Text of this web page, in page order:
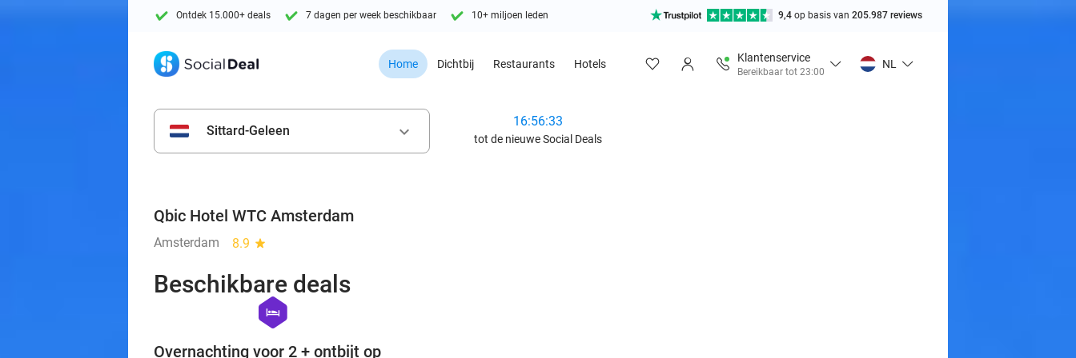
Ontdek 15.000+ deals 7 dagen per week beschikbaar 10+ miljoen leden 9,4 op basis van 205.987 reviews
Home Dichtbij Restaurants Hotels
Klantenservice
Bereikbaar tot 23:00
NL
Sittard-Geleen keyboard_arrow_down
16:56:32
tot de nieuwe Social Deals
Qbic Hotel WTC Amsterdam
Amsterdam 8.9 star
Beschikbare deals
hexagon
hotel
Overnachting voor 2 + ontbijt op